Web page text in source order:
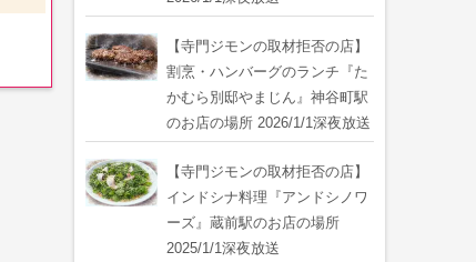
【寺門ジモンの取材拒否の店】
割烹・ハンバーグのランチ『た
かむら別邸やまじん』神谷町駅
のお店の場所 2026/1/1深夜放送
【寺門ジモンの取材拒否の店】
インドシナ料理『アンドシノワ
ーズ』蔵前駅のお店の場所
2025/1/1深夜放送